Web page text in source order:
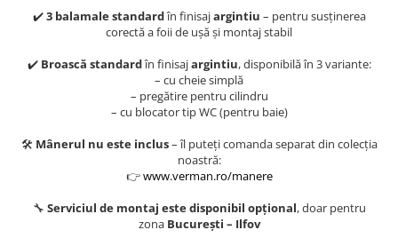
✔️3 balamale standardîn finisajargintiu – pentru susținerea
corectă a foii de ușă și montaj stabil
✔️ Broască standardîn finisajargintiu, disponibilă în 3 variante:
– cu cheie simplă
– pregătire pentru cilindru
– cu blocator tip WC (pentru baie)
🛠️ Mânerul nu este inclus– îl puteți comanda separat din colecția
noastră:
👉www.verman.ro/manere
🔧 Serviciul de montaj este disponibil opțional, doar pentru
zona București – Ilfov